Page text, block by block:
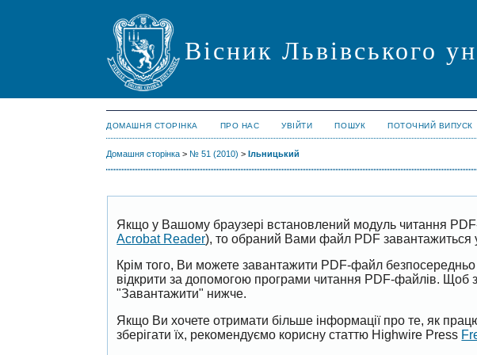
Вісник Львівського
ДОМАШНЯ СТОРІНКА ПРО НАС УВІЙТИ ПОШУК ПОТОЧНИЙ ВИПУСК
Домашня сторінка > № 51 (2010) >Ільницький
Якщо у Вашому браузері встановлений модуль читання
Acrobat Reader), то обраний Вами файл PDF завантажиться
Крім того, Ви можете завантажити PDF-файл
відкрити за допомогою програми читання PDF-файлів. Щоб
"Завантажити" нижче.
Якщо Ви хочете отримати більше інформації про те, як
зберігати їх, рекомендуємо корисну статтю Highwire Press